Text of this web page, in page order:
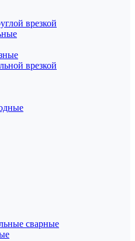
врезкой
врезкой
сварные